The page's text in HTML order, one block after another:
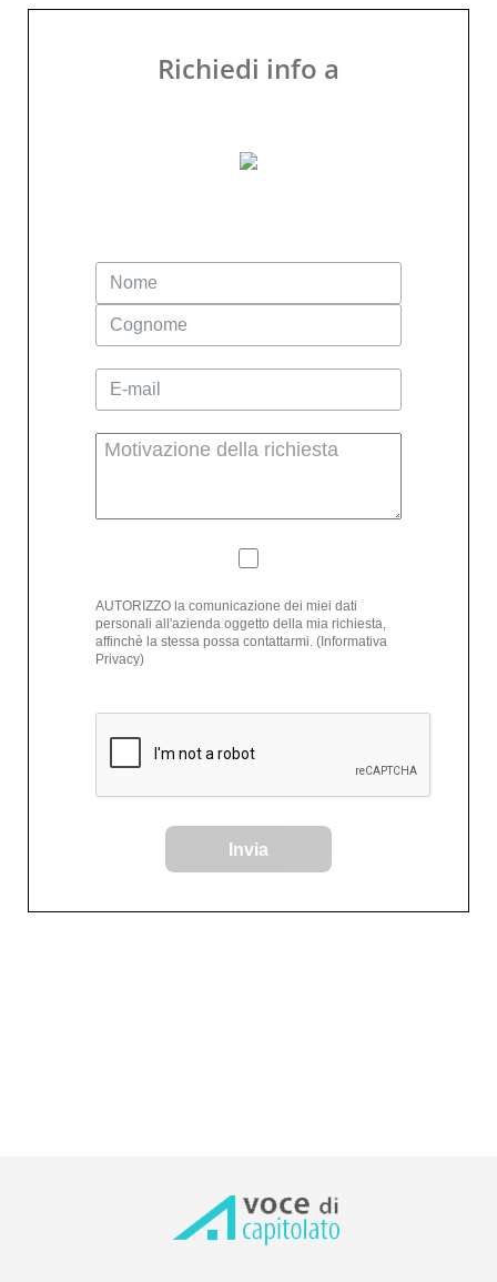
Richiedi info a
AUTORIZZO la comunicazione dei miei dati
personali all'azienda oggetto della mia richiesta,
affinchè la stessa possa contattarmi. (Informativa
Privacy)
Invia